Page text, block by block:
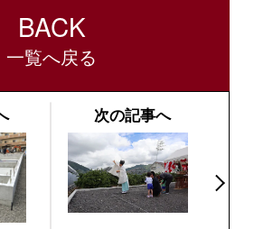
BACK
一覧へ戻る
次の記事へ